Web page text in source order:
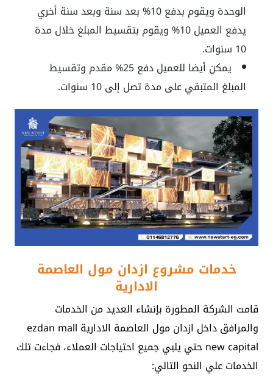
الوحدة ويقوم بدفع 10% بعد سنة وبعد سنة أخري
يدفع العميل 10% ويقوم بتقسيط المبلغ خلال مدة
10 سنوات.
يمكن أيضا للعميل دفع 25% مقدم وتقسيط
المبلغ المتبقي على مدة تصل إلى 10 سنوات.
خدمات مشروع ازدان مول العاصمة
الادارية
قامت الشركة المطورة بإنشاء العديد من الخدمات
والمرافق داخل
ازدان مول العاصمة الادارية ezdan mall
new capitalحتي يلبي جميع احتياجات العملاء، فجاءت تلك
الخدمات علي النحو التالي: